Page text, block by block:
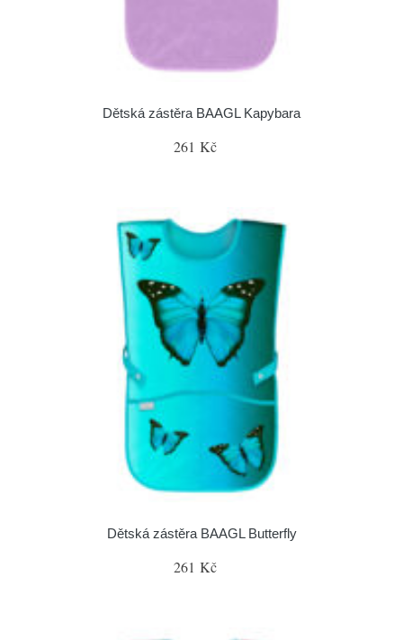
Dětská zástěra BAAGL Kapybara
261 Kč
Dětská zástěra BAAGL Butterfly
261 Kč